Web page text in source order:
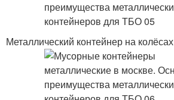
Металлический контейнер на колёсах